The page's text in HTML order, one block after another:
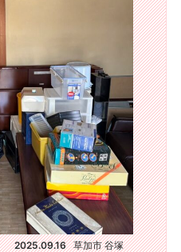
2025.09.16 草加市 谷塚